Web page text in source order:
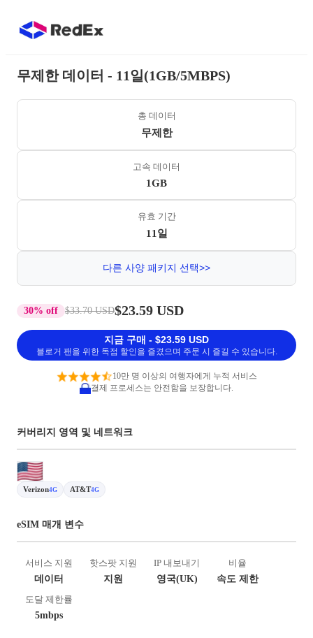
무제한 데이터 - 11일(1GB/5MBPS)
총 데이터
무제한
고속 데이터
1GB
유효 기간
11일
다른 사양 패키지 선택>>
30% off $33.70 USD$23.59 USD
지금 구매 - $23.59 USD
블로거 팬을 위한 독점 할인을 즐겼으며 주문 시 즐길 수 있습니다.
10만 명 이상의 여행자에게 누적 서비스
결제 프로세스는 안전함을 보장합니다.
커버리지 영역 및 네트워크
Verizon4G AT&T4G
eSIM 매개 변수
서비스 지원
데이터
핫스팟 지원
지원
IP 내보내기
영국(UK)
비율
속도 제한
도달 제한률
5mbps